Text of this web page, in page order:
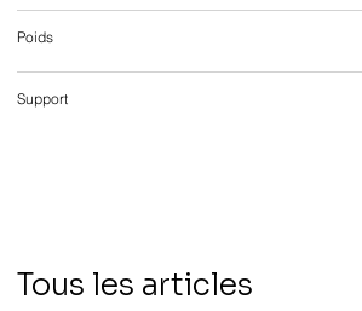
Poids
Support
Tous les articles